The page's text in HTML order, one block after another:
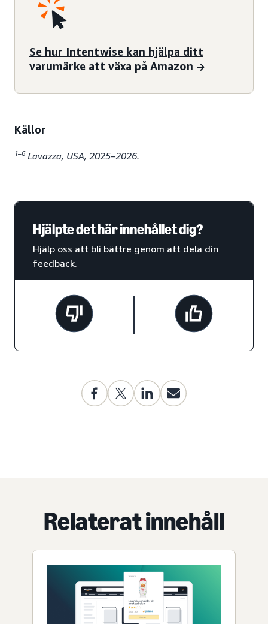
Se hur Intentwise kan hjälpa ditt
varumärke att växa på Amazon
Källor
1–6 Lavazza, USA, 2025–2026.
Hjälpte det här innehållet dig?
Hjälp oss att bli bättre genom att dela din
feedback.
Relaterat innehåll